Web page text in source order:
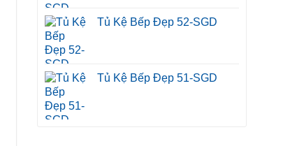
Tủ Kệ Bếp Đẹp 52-SGD
Tủ Kệ Bếp Đẹp 51-SGD